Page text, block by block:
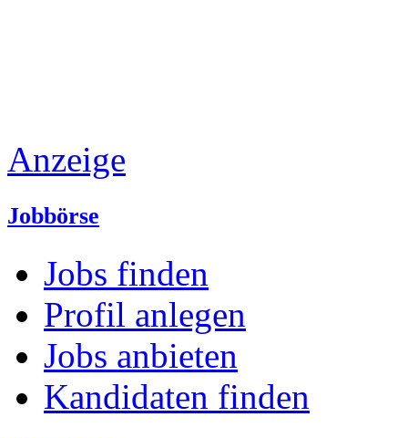
Anzeige
Jobbörse
Jobs finden
Profil anlegen
Jobs anbieten
Kandidaten finden